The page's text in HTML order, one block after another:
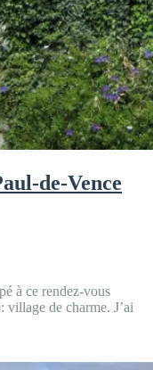
de-Vence
à ce rendez-vous
village de charme. J’ai